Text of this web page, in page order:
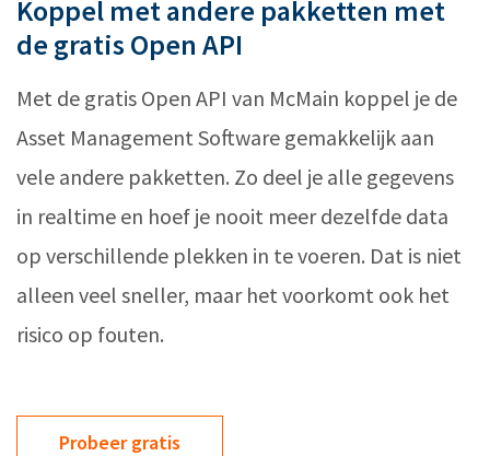
Koppel met andere pakketten met
de gratis Open API
Met de gratis Open API van McMain koppel je de
Asset Management Software gemakkelijk aan
vele andere pakketten. Zo deel je alle gegevens
in realtime en hoef je nooit meer dezelfde data
op verschillende plekken in te voeren. Dat is niet
alleen veel sneller, maar het voorkomt ook het
risico op fouten.
Probeer gratis